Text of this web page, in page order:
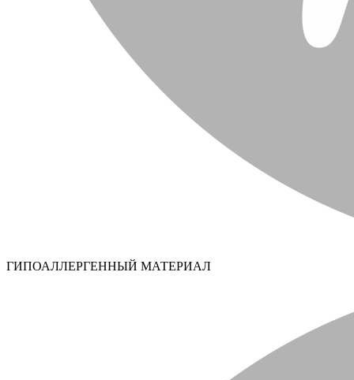
ГИПОАЛЛЕРГЕННЫЙ МАТЕРИАЛ